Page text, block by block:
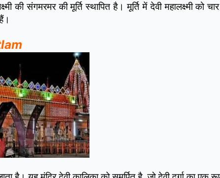
की संगमरमर की मूर्ति स्थापित है। मूर्ति में देवी महालक्ष्मी को